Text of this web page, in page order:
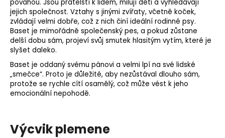
povahou. Jsou přátelští k lidem, milují děti a vyhledávají
jejich společnost. Vztahy s jinými zvířaty, včetně koček,
zvládají velmi dobře, což z nich činí ideální rodinné psy.
Baset je mimořádně společenský pes, a pokud zůstane
delší dobu sám, projeví svůj smutek hlasitým vytím, které je
slyšet daleko.
Baset je oddaný svému pánovi a velmi lpí na své lidské
„smečce“. Proto je důležité, aby nezůstával dlouho sám,
protože se rychle cítí osamělý, což může vést k jeho
emocionální nepohodě.
Výcvik plemene